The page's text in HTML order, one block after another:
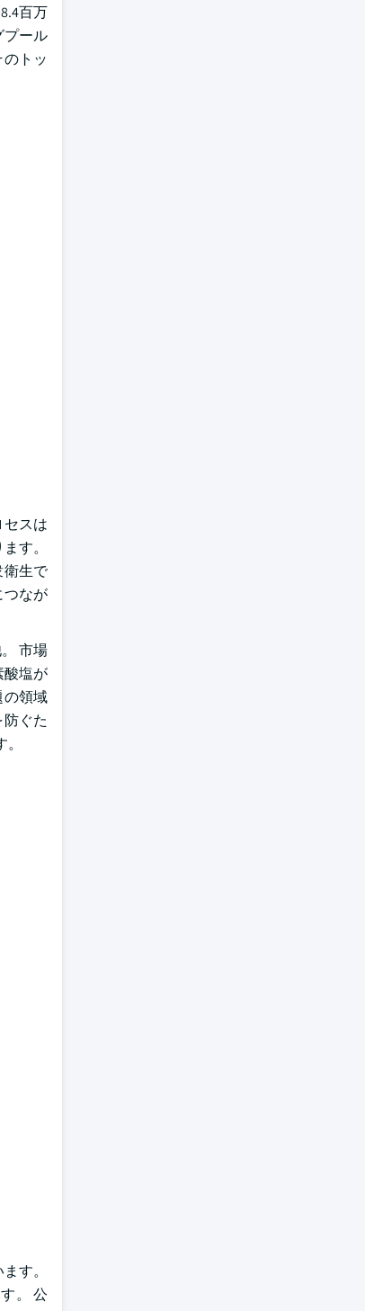
百万
プール
トッ
スは
す。
衛生で
つなが
市場
酸塩が
の領域
ぐた
す。
。 公